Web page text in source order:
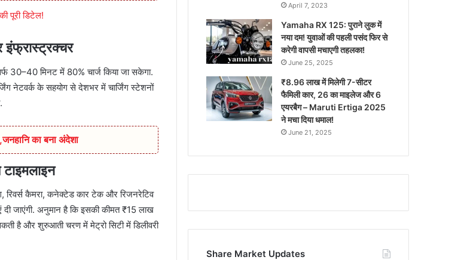
पूरी डिटेल!
30–40 मिनट में 80% चार्ज किया जा सकेगा.
नेटवर्क के सहयोग से देशभर में चार्जिंग स्टेशनों
का बना अंदेशा
कैमरा, कनेक्टेड कार टेक और रिजनरेटिव
जाएंगी. अनुमान है कि इसकी कीमत ₹15 लाख
है और शुरुआती चरण में मेट्रो सिटी में डिलीवरी
April 7, 2023
Yamaha RX 125: पुराने लुक में
नया दम! युवाओं की पहली पसंद फिर से
करेगी वापसी मचाएगी तहलका!
June 25, 2025
₹8.96 लाख में मिलेगी 7-सीटर
फैमिली कार, 26 का माइलेज और 6
एयरबैग – Maruti Ertiga 2025
ने मचा दिया धमाल!
June 21, 2025
Share Market Updates